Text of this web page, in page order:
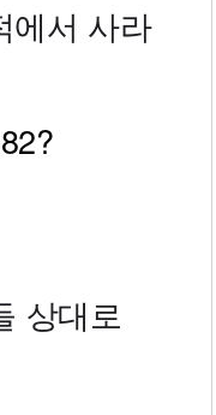
에서 사라
상대로